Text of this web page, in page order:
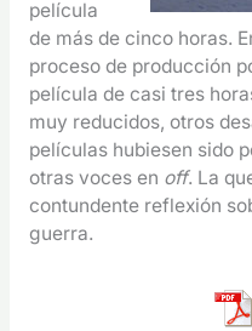
película
de más de cinco horas.
proceso de producción
película de casi tres
muy reducidos, otros
películas hubiesen sido
otras voces en off. La
contundente reflexión
guerra.